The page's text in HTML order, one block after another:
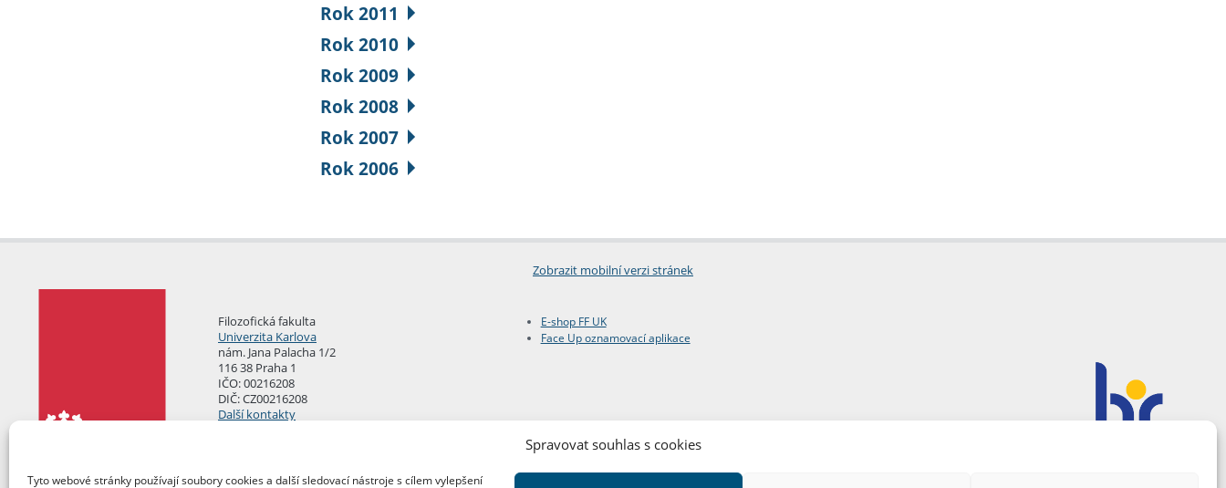
Spravovat souhlas s cookies
Tyto webové stránky používají soubory cookies a další sledovací nástroje s cílem vylepšení
Rok 2011
Rok 2010
Rok 2009
Rok 2008
Rok 2007
Rok 2006
Zobrazit mobilní verzi stránek
Filozofická fakulta
Univerzita Karlova
nám. Jana Palacha 1/2
116 38 Praha 1
IČO: 00216208
DIČ: CZ00216208
Další kontakty
E-shop FF UK
Face Up oznamovací aplikace